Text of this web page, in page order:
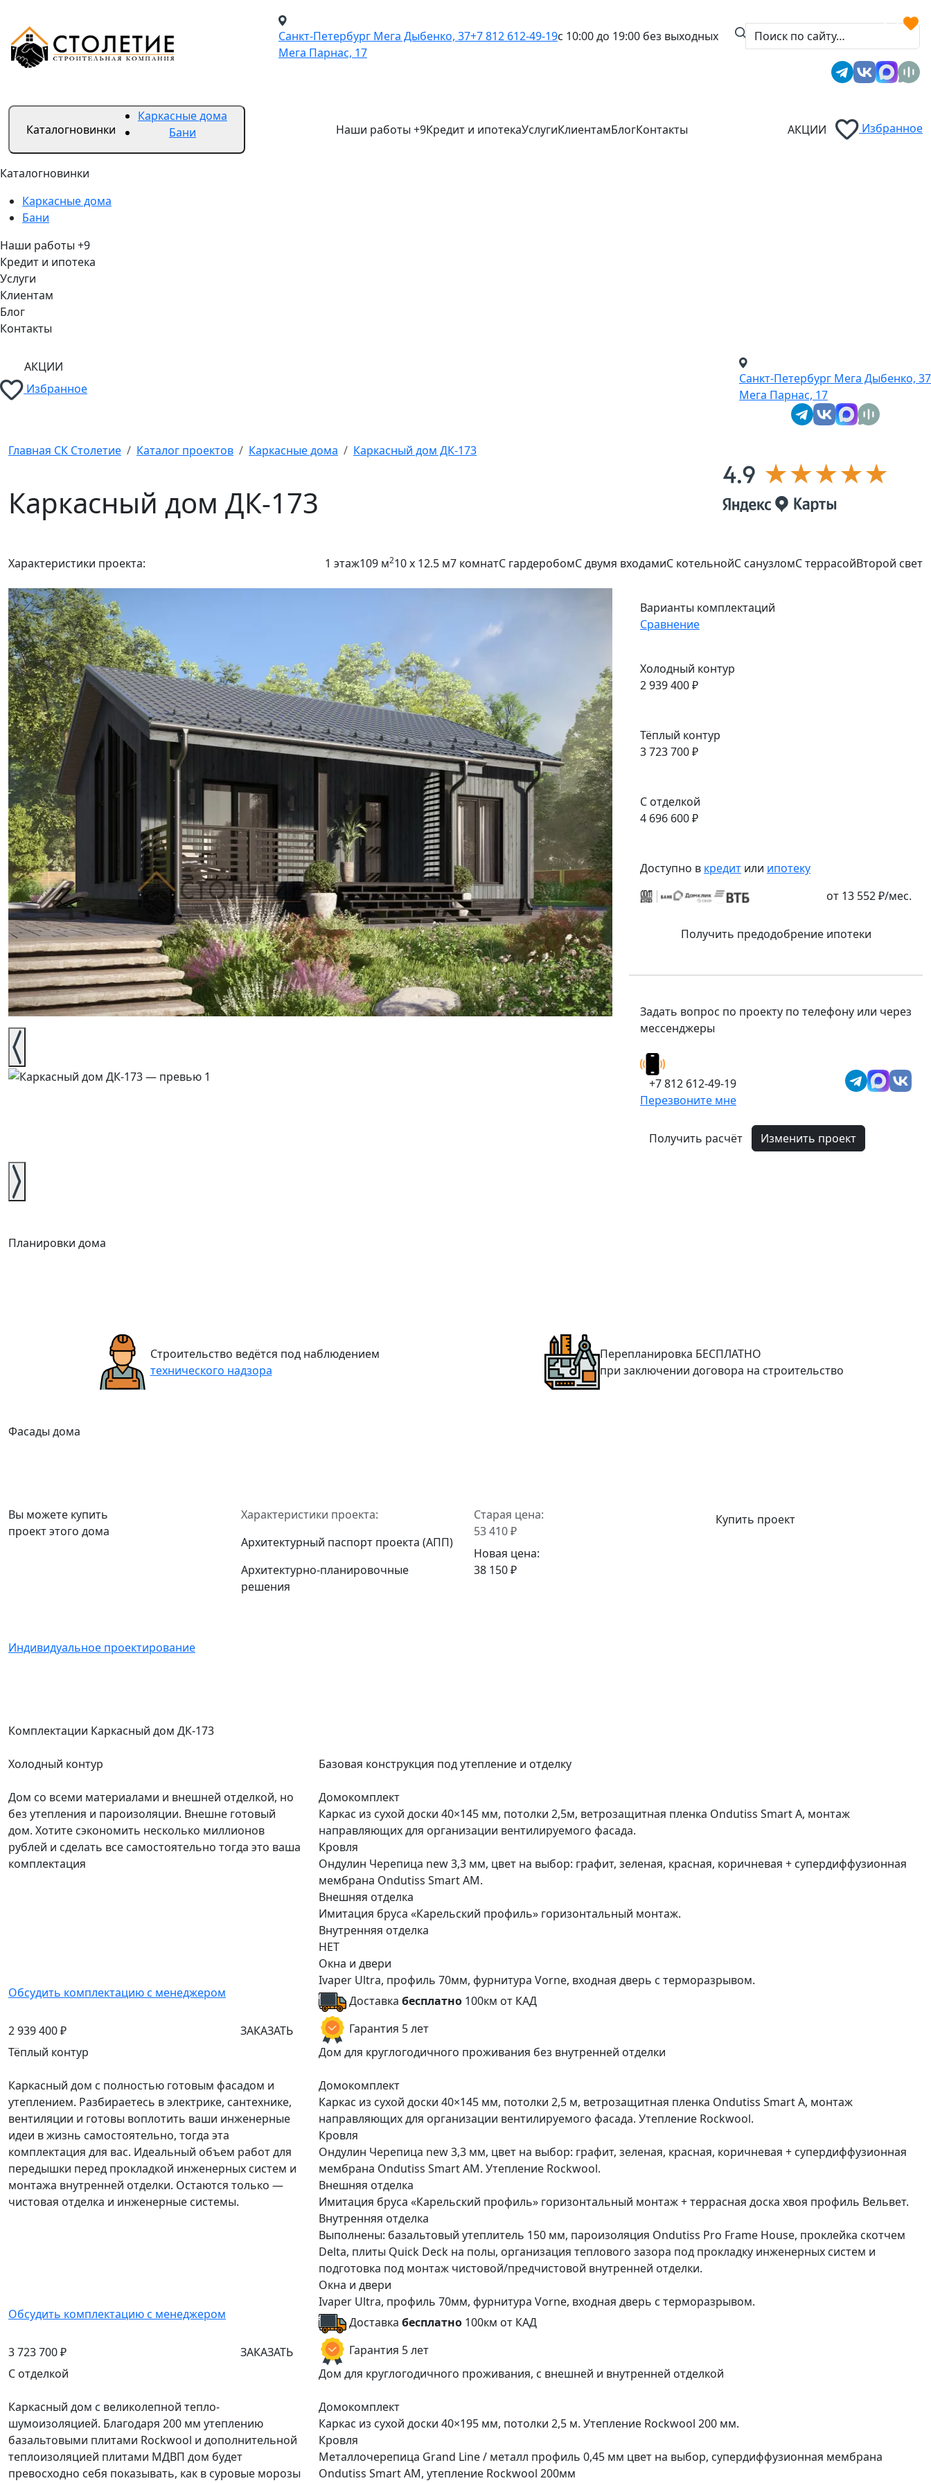
Санкт-Петербург Мега Дыбенко, 37
Мега Парнас, 17
+7 812 612-49-19с 10:00 до 19:00 без выходных
Каталогновинки
Каркасные дома
Бани
Наши работы +9Кредит и ипотекаУслугиКлиентамБлогКонтакты АКЦИИ Избранное
Каталогновинки
Каркасные дома
Бани
Наши работы +9
Кредит и ипотека
Услуги
Клиентам
Блог
Контакты
АКЦИИ
Избранное
Санкт-Петербург Мега Дыбенко, 37
Мега Парнас, 17
Главная СК Столетие Каталог проектов Каркасные дома Каркасный дом ДК-173
Каркасный дом ДК-173
Характеристики проекта: 1 этаж109 м210 x 12.5 м7 комнатС гардеробомС двумя входамиС котельнойС санузломС террасойВторой свет
Варианты комплектаций
Сравнение
Холодный контур
2 939 400 ₽
Тёплый контур
3 723 700 ₽
С отделкой
4 696 600 ₽
Доступно в кредит или ипотеку
от 13 552 ₽/мес.
Получить предодобрение ипотеки
Задать вопрос по проекту по телефону или через
мессенджеры
+7 812 612-49-19
Перезвоните мне
Получить расчёт Изменить проект
Планировки дома
Строительство ведётся под наблюдением
технического надзора
Перепланировка БЕСПЛАТНО
при заключении договора на строительство
Фасады дома
Вы можете купить
проект этого дома
Характеристики проекта:
Архитектурный паспорт проекта (АПП)
Архитектурно-планировочные
решения
Старая цена:
53 410 ₽
Новая цена:
38 150 ₽
Купить проект
Индивидуальное проектирование
Комплектации Каркасный дом ДК-173
Холодный контур
Дом со всеми материалами и внешней отделкой, но
без утепления и пароизоляции. Внешне готовый
дом. Хотите сэкономить несколько миллионов
рублей и сделать все самостоятельно тогда это ваша
комплектация
Обсудить комплектацию с менеджером
2 939 400 ₽ ЗАКАЗАТЬ
Базовая конструкция под утепление и отделку
Домокомплект
Каркас из сухой доски 40×145 мм, потолки 2,5м, ветрозащитная пленка Ondutiss Smart А, монтаж
направляющих для организации вентилируемого фасада.
Кровля
Ондулин Черепица new 3,3 мм, цвет на выбор: графит, зеленая, красная, коричневая + супердиффузионная
мембрана Ondutiss Smart АM.
Внешняя отделка
Имитация бруса «Карельский профиль» горизонтальный монтаж.
Внутренняя отделка
НЕТ
Окна и двери
Ivaper Ultra, профиль 70мм, фурнитура Vorne, входная дверь с терморазрывом.
Доставка бесплатно 100км от КАД
Гарантия 5 лет
Тёплый контур
Каркасный дом с полностью готовым фасадом и
утеплением. Разбираетесь в электрике, сантехнике,
вентиляции и готовы воплотить ваши инженерные
идеи в жизнь самостоятельно, тогда эта
комплектация для вас. Идеальный объем работ для
передышки перед прокладкой инженерных систем и
монтажа внутренней отделки. Остаются только —
чистовая отделка и инженерные системы.
Обсудить комплектацию с менеджером
3 723 700 ₽ ЗАКАЗАТЬ
Дом для круглогодичного проживания без внутренней отделки
Домокомплект
Каркас из сухой доски 40×145 мм, потолки 2,5 м, ветрозащитная пленка Ondutiss Smart А, монтаж
направляющих для организации вентилируемого фасада. Утепление Rockwool.
Кровля
Ондулин Черепица new 3,3 мм, цвет на выбор: графит, зеленая, красная, коричневая + супердиффузионная
мембрана Ondutiss Smart АM. Утепление Rockwool.
Внешняя отделка
Имитация бруса «Карельский профиль» горизонтальный монтаж + террасная доска хвоя профиль Вельвет.
Внутренняя отделка
Выполнены: базальтовый утеплитель 150 мм, пароизоляция Ondutiss Pro Frame House, проклейка скотчем
Delta, плиты Quick Deck на полы, организация теплового зазора под прокладку инженерных систем и
подготовка под монтаж чистовой/предчистовой внутренней отделки.
Окна и двери
Ivaper Ultra, профиль 70мм, фурнитура Vorne, входная дверь с терморазрывом.
Доставка бесплатно 100км от КАД
Гарантия 5 лет
С отделкой
Каркасный дом с великолепной тепло-
шумоизоляцией. Благодаря 200 мм утеплению
базальтовыми плитами Rockwool и дополнительной
теплоизоляцией плитами МДВП дом будет
превосходно себя показывать, как в суровые морозы
Дом для круглогодичного проживания, с внешней и внутренней отделкой
Домокомплект
Каркас из сухой доски 40×195 мм, потолки 2,5 м. Утепление Rockwool 200 мм.
Кровля
Металлочерепица Grand Line / металл профиль 0,45 мм цвет на выбор, супердиффузионная мембрана
Ondutiss Smart АM, утепление Rockwool 200мм